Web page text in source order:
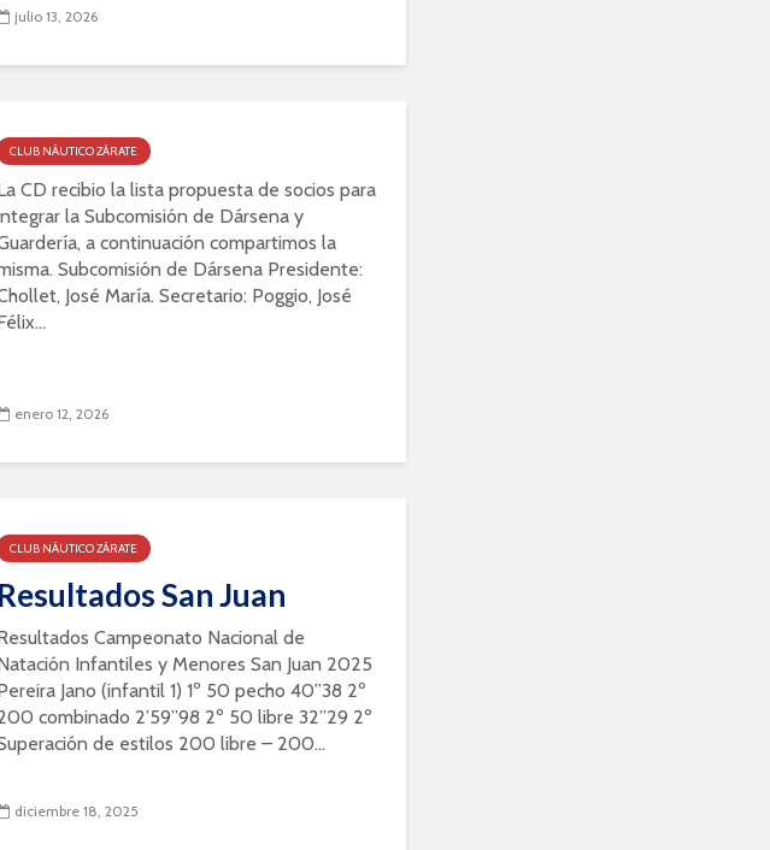
julio 13, 2026
CLUB NÁUTICO ZÁRATE
CD recibio la lista propuesta de socios para
la Subcomisión de Dársena y
a continuación compartimos la
Subcomisión de Dársena Presidente:
José María. Secretario: Poggio, José
enero 12, 2026
CLUB NÁUTICO ZÁRATE
Resultados San Juan
Campeonato Nacional de
Infantiles y Menores San Juan 2025
Jano (infantil 1) 1º 50 pecho 40”38 2º
combinado 2’59”98 2º 50 libre 32”29 2º
de estilos 200 libre – 200...
diciembre 18, 2025